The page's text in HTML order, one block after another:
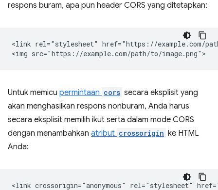
respons buram, apa pun header CORS yang ditetapkan:
<link rel="stylesheet" href="https://example.com/
Untuk memicu permintaan cors secara eksplisit yang
akan menghasilkan respons nonburam, Anda harus
secara eksplisit memilih ikut serta dalam mode CORS
dengan menambahkan atribut crossorigin ke HTML
Anda:
<link crossorigin="anonymous" rel="stylesheet"